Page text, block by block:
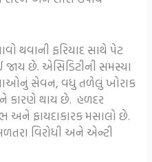
થવાની ફરિયાદ સાથે પેટ
છે. એસિડિટીની સમસ્યા
સેવન, વધુ તળેલું ખોરાક
કારણે થાય છે. હળદર
ફાયદાકારક મસાલો છે.
વિરોધી અને એન્ટી